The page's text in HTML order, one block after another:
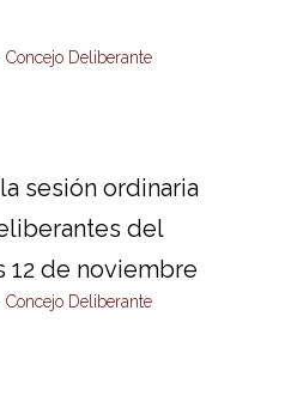
Concejo Deliberante
sesión ordinaria
del
12 de noviembre
Concejo Deliberante